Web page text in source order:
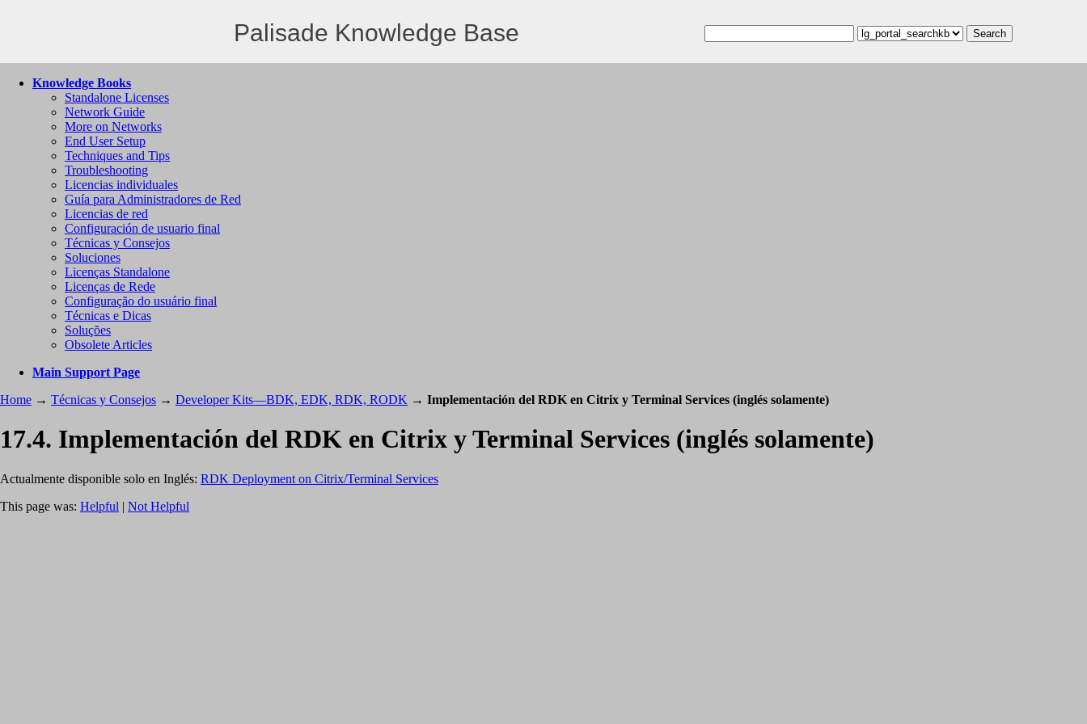
Palisade Knowledge Base
Knowledge Books
Standalone Licenses
Network Guide
More on Networks
End User Setup
Techniques and Tips
Troubleshooting
Licencias individuales
Guía para Administradores de Red
Licencias de red
Configuración de usuario final
Técnicas y Consejos
Soluciones
Licenças Standalone
Licenças de Rede
Configuração do usuário final
Técnicas e Dicas
Soluções
Obsolete Articles
Main Support Page
Home → Técnicas y Consejos → Developer Kits—BDK, EDK, RDK, RODK → Implementación del RDK en Citrix y Terminal Services (inglés solamente)
17.4. Implementación del RDK en Citrix y Terminal Services (inglés solamente)
Actualmente disponible solo en Inglés: RDK Deployment on Citrix/Terminal Services
This page was: Helpful | Not Helpful